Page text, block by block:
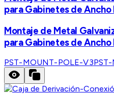
para Gabinetes de Ancho
Montaje de Metal
para Gabinetes de Ancho
PST-MOUNT-POLE-V3